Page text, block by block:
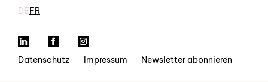
DEFR
LinkedIn Facebook
Datenschutz Impressum Newsletter abonnieren